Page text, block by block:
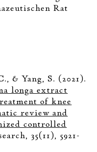
Rat
& Yang, S. (2021).
longa extract
of knee
review and
controlled
35(11), 5921-